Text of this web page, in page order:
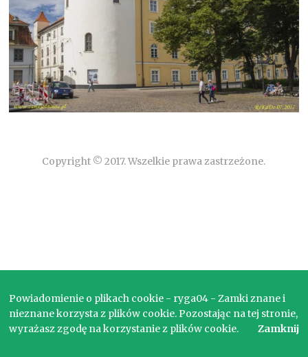
Copyright © 2017. Wszelkie prawa zastrzeżone.
Powiadomienie o plikach cookie - ryga04 - Zamki znane i
nieznane korzysta z plików cookie. Pozostając na tej stronie,
wyrażasz zgodę na korzystanie z plików cookie.
Zamknij